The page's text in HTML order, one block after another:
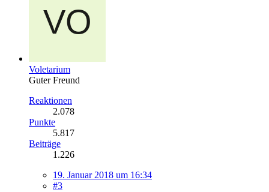
Voletarium
Guter Freund
Reaktionen
2.078
Punkte
5.817
Beiträge
1.226
19. Januar 2018 um 16:34
#3